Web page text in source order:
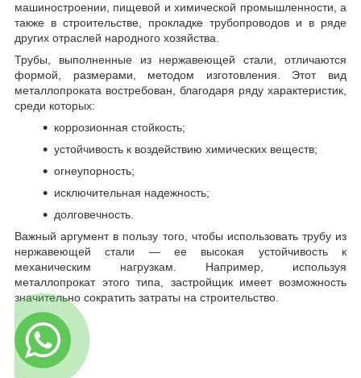
машиностроении, пищевой и химической промышленности, а
также в строительстве, прокладке трубопроводов и в ряде
других отраслей народного хозяйства.
Трубы, выполненные из нержавеющей стали, отличаются
формой, размерами, методом изготовления. Этот вид
металлопроката востребован, благодаря ряду характеристик,
среди которых:
коррозионная стойкость;
устойчивость к воздействию химических веществ;
огнеупорность;
исключительная надежность;
долговечность.
Важный аргумент в пользу того, чтобы использовать трубу из
нержавеющей стали — ее высокая устойчивость к
механическим нагрузкам. Например, используя
металлопрокат этого типа, застройщик имеет возможность
значительно сократить затраты на строительство.